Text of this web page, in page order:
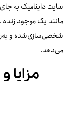
سایت داینامیک به
مانند یک موجود زنده
شخصی‌سازی‌شده و
می‌دهد.
مزایا